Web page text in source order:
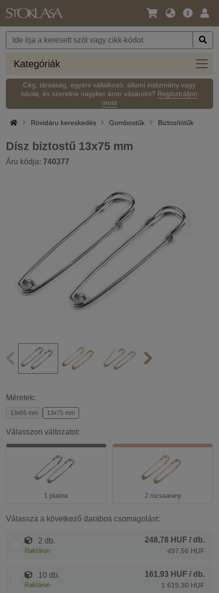
Nyelv
Pénznem
Fő
Kategóriák
Cég, társaság, egyéni vállalkozó, állami intézmény vagy
iskola, és szeretne nagyker áron vásárolni? Regisztráljon
most
Rövidáru kereskedés Gombostűk Biztosítótűk
Dísz biztostű 13x75 mm
Áru kódja: 740377
Méretek:
13x65 mm 13x75 mm
Válasszon változatot:
1 platina 2 rózsaarany
Válassza a következő darabos csomagolást:
2 db.
Raktáron
248,78 HUF / db.
497,56 HUF
10 db.
Raktáron
161,93 HUF / db.
1 619,30 HUF